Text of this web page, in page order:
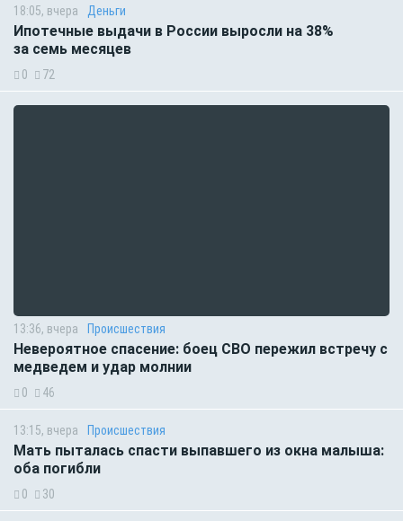
18:05, вчера Деньги
Ипотечные выдачи в России выросли на 38%
за семь месяцев
0 72
13:36, вчера Происшествия
Невероятное спасение: боец СВО пережил встречу с
медведем и удар молнии
0 46
13:15, вчера Происшествия
Мать пыталась спасти выпавшего из окна малыша:
оба погибли
0 30